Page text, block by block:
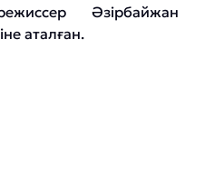
Әзірбайжан
аталған.